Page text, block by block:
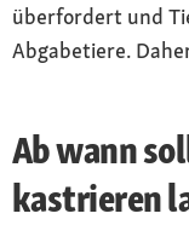
überfordert und
Abgabetiere.
Ab wann
kastrieren